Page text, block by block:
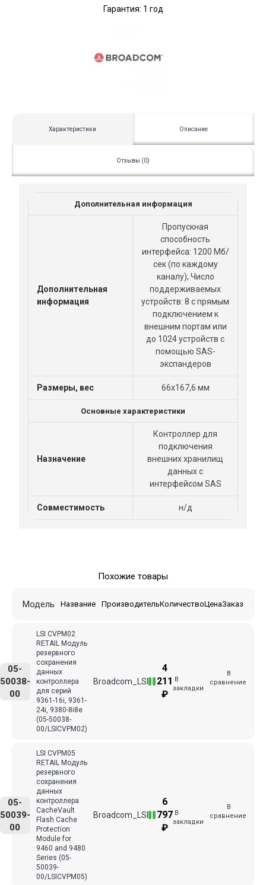
Характеристики Описание
Отзывы (0)
Дополнительная информация
Дополнительная
информация
Пропускная
способность
интерфейса: 1200 Мб/
сек (по каждому
каналу); Число
поддерживаемых
устройств: 8 с прямым
подключением к
внешним портам или
до 1024 устройств с
помощью SAS-
экспандеров
Размеры, вес 66x167,6 мм
Основные характеристики
Назначение
Контроллер для
подключения
внешних хранилищ
данных с
интерфейсом SAS
Совместимость н/д
Гарантия: 1 год
Похожие товары
Название Производитель
Модель КоличествоЦенаЗаказ
LSI CVPM02
RETAIL Модуль
резервного
сохранения
данных
контроллера
для серий
9361-16i, 9361-
24i, 9380-8i8e
(05-50038-
00/LSICVPM02)
Broadcom_LSI
05-
50038-
00
4
211
₽
В
закладки
В
сравнение
LSI CVPM05
RETAIL Модуль
резервного
сохранения
данных
контроллера
CacheVault
Flash Cache
Protection
Module for
9460 and 9480
Series (05-
50039-
00/LSICVPM05)
Broadcom_LSI
05-
50039-
00
6
797
₽
В
закладки
В
сравнение